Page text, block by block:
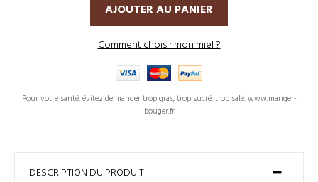
AJOUTER AU PANIER
Comment choisir mon miel ?
Pour votre santé, évitez de manger trop gras, trop sucré, trop salé. www.manger-
bouger.fr
DESCRIPTION DU PRODUIT